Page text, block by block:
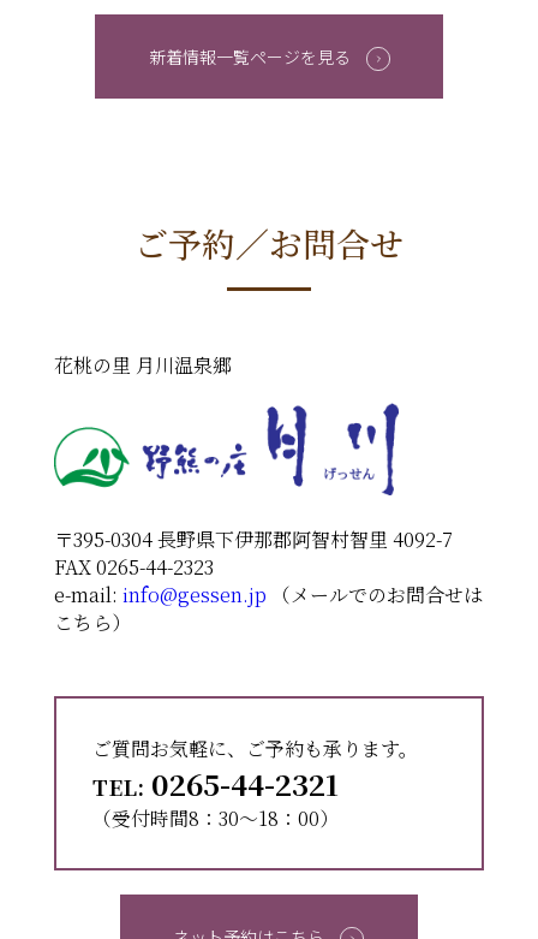
新着情報一覧ページを見る
ご予約／お問合せ
花桃の里 月川温泉郷
〒395-0304 長野県下伊那郡阿智村智里 4092-7
FAX 0265-44-2323
e-mail: info@gessen.jp
（メールでのお問合せは
こちら）
ご質問お気軽に、ご予約も承ります。
TEL: 0265-44-2321
（受付時間8：30〜18：00）